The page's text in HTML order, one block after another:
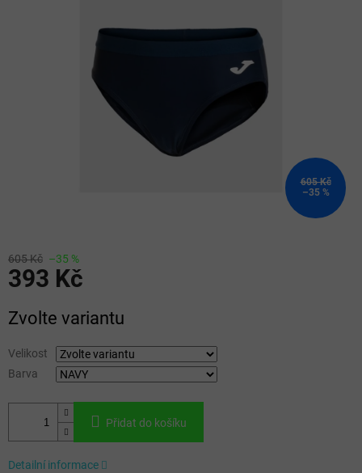
hvězdiček.
605 Kč
–35 %
605 Kč –35 %
393 Kč
cena:
Zvolte variantu
Velikost
Barva
Přidat do košíku
Detailní informace